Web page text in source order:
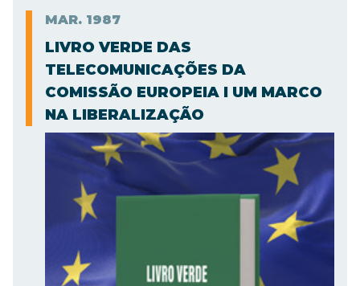
MAR. 1987
LIVRO VERDE DAS
TELECOMUNICAÇÕES DA
COMISSÃO EUROPEIA I UM MARCO
NA LIBERALIZAÇÃO